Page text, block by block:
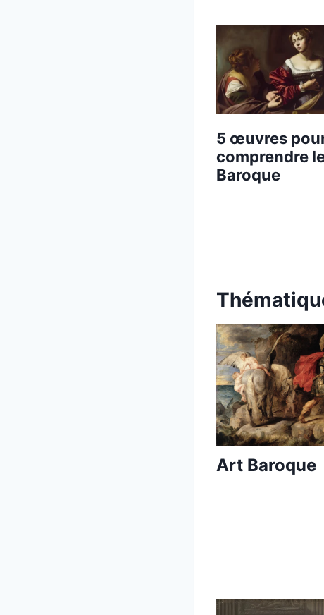
5 œuvres
comprendre
Baroque
Art Baroque